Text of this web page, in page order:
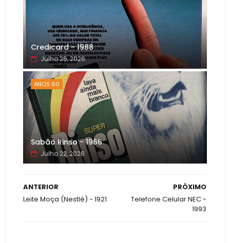
Credicard - 1988
Julho 26, 2026
ANOS 60
Sabão Rinso - 1966
Julho 22, 2026
PRÓXIMO
Telefone Celular NEC -
1993
ANTERIOR
Leite Moça (Nestlé) - 1921